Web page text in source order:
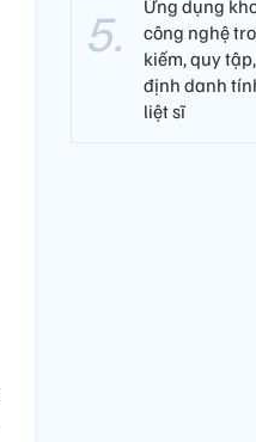
Ứng dụng
công nghệ
kiếm, quy
định danh
liệt sĩ